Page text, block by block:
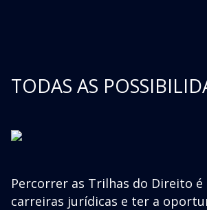
TODAS AS
Percorrer as Trilhas do Direito
carreiras jurídicas e ter a